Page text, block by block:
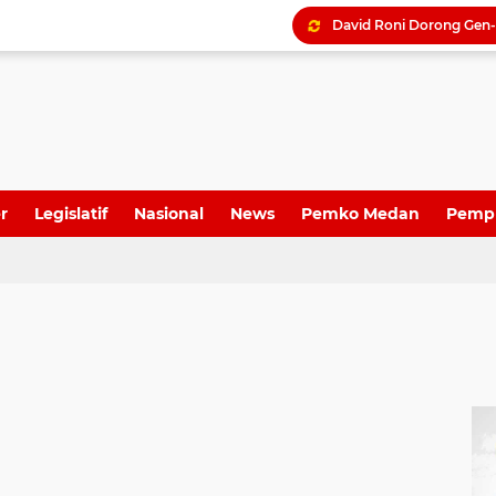
Legislatif Nasional News Pemko Medan